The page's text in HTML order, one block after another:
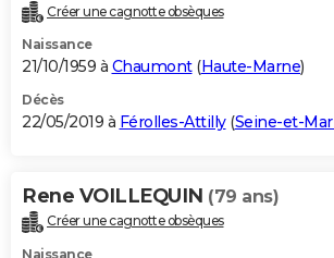
Créer une cagnotte obsèques
Naissance
21/10/1959 à Chaumont(Haute-Marne)
Décès
22/05/2019 à Férolles-Attilly(Seine-et-
Rene VOILLEQUIN (79 ans)
Créer une cagnotte obsèques
Naissance